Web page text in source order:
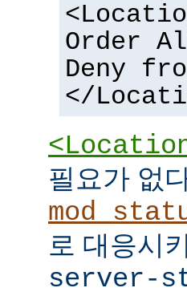
Order
Deny
</
필요가 없
로 대응시
server-